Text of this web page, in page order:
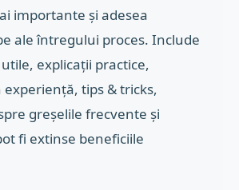
importante și adesea
ale întregului proces. Include
explicații practice,
tips & tricks,
greșelile frecvente și
fi extinse beneficiile